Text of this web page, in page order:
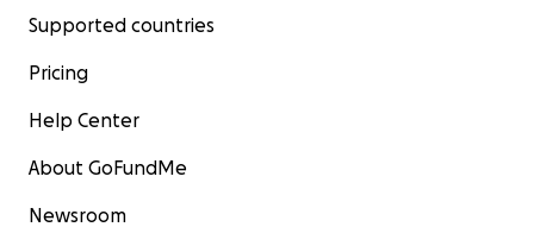
Supported countries
Pricing
Help Center
About GoFundMe
Newsroom